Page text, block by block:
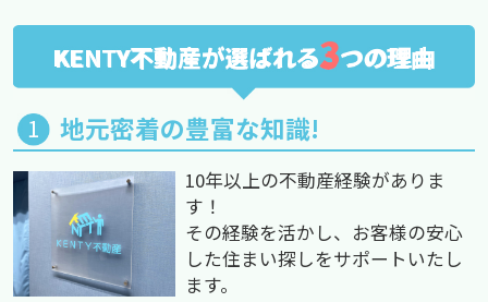
KENTY不動産が選ばれる3つの理由
地元密着の豊富な知識!
10年以上の不動産経験がありま
す！
その経験を活かし、お客様の安心
した住まい探しをサポートいたし
ます。